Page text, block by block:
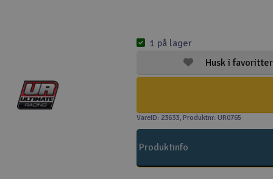
Husk i favoritter
1 på lager
VareID: 23633, Produktnr: UR0765
Produktinfo